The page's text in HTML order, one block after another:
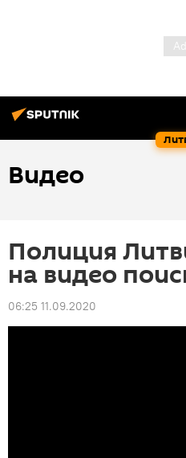
Видео
Полиция
на видео
06:25 11.09.2020